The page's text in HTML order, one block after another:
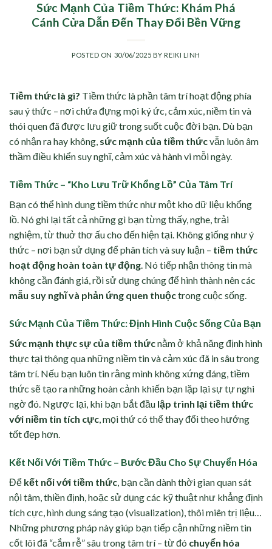
Sức Mạnh Của Tiềm Thức: Khám Phá
Cánh Cửa Dẫn Đến Thay Đổi Bền Vững
POSTED ON 30/06/2025 BYREIKI LINH
Tiềm thức là gì? Tiềm thức là phần tâm trí hoạt động phía
sau ý thức – nơi chứa đựng mọi ký ức, cảm xúc, niềm tin và
thói quen đã được lưu giữ trong suốt cuộc đời bạn. Dù bạn
có nhận ra hay không, sức mạnh của tiềm thứcvẫn luôn âm
thầm điều khiển suy nghĩ, cảm xúc và hành vi mỗi ngày.
Tiềm Thức – “Kho Lưu Trữ Khổng Lồ” Của Tâm Trí
Bạn có thể hình dung tiềm thức như một kho dữ liệu khổng
lồ. Nó ghi lại tất cả những gì bạn từng thấy, nghe, trải
nghiệm, từ thuở thơ ấu cho đến hiện tại. Không giống như ý
thức – nơi bạn sử dụng để phân tích và suy luận – tiềm thức
hoạt động hoàn toàn tự động. Nó tiếp nhận thông tin mà
không cần đánh giá, rồi sử dụng chúng để hình thành nên các
mẫu suy nghĩ và phản ứng quen thuộctrong cuộc sống.
Sức Mạnh Của Tiềm Thức: Định Hình Cuộc Sống Của Bạn
Sức mạnh thực sự của tiềm thứcnằm ở khả năng định hình
thực tại thông qua những niềm tin và cảm xúc đã in sâu trong
tâm trí. Nếu bạn luôn tin rằng mình không xứng đáng, tiềm
thức sẽ tạo ra những hoàn cảnh khiến bạn lặp lại sự tự nghi
ngờ đó. Ngược lại, khi bạn bắt đầu lập trình lại tiềm thức
với niềm tin tích cực, mọi thứ có thể thay đổi theo hướng
tốt đẹp hơn.
Kết Nối Với Tiềm Thức – Bước Đầu Cho Sự Chuyển Hóa
Để kết nối với tiềm thức, bạn cần dành thời gian quan sát
nội tâm, thiền định, hoặc sử dụng các kỹ thuật như khẳng định
tích cực, hình dung sáng tạo (visualization), thôi miên trị liệu…
Những phương pháp này giúp bạn tiếp cận những niềm tin
cốt lõi đã “cắm rễ” sâu trong tâm trí – từ đó chuyển hóa